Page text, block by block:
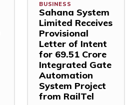
BUSINESS
Sahana System
Limited Receives
Provisional
Letter of Intent
for ₹69.51 Crore
Integrated Gate
Automation
System Project
from RailTel